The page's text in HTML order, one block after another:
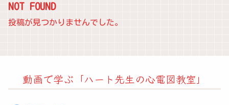
NOT FOUND
投稿が見つかりませんでした。
動画で学ぶ「ハート先生の心電図教室」